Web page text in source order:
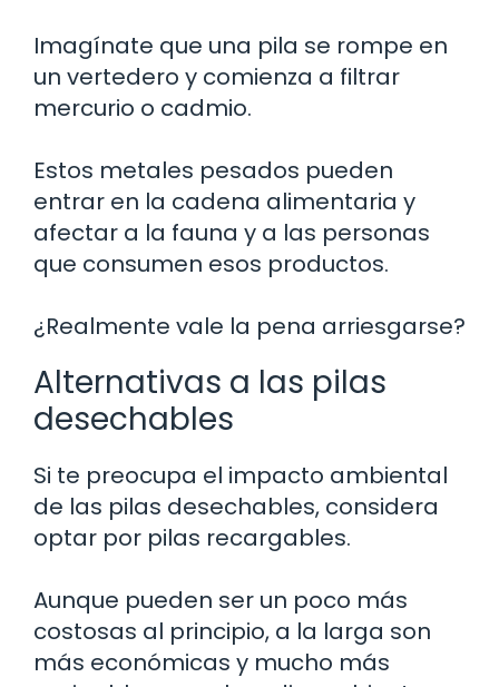
Imagínate que una pila se rompe en
un vertedero y comienza a filtrar
mercurio o cadmio.
Estos metales pesados pueden
entrar en la cadena alimentaria y
afectar a la fauna y a las personas
que consumen esos productos.
¿Realmente vale la pena arriesgarse?
Alternativas a las pilas
desechables
Si te preocupa el impacto ambiental
de las pilas desechables, considera
optar por pilas recargables.
Aunque pueden ser un poco más
costosas al principio, a la larga son
más económicas y mucho más